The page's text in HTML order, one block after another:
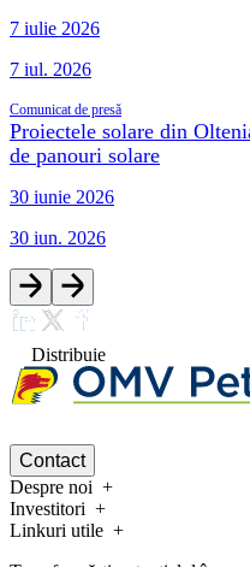
7 iulie 2026
7 iul. 2026
Comunicat de presă
Proiectele solare din
de panouri solare
30 iunie 2026
30 iun. 2026
Distribuie
Contact
Despre noi
Investitori
Linkuri utile